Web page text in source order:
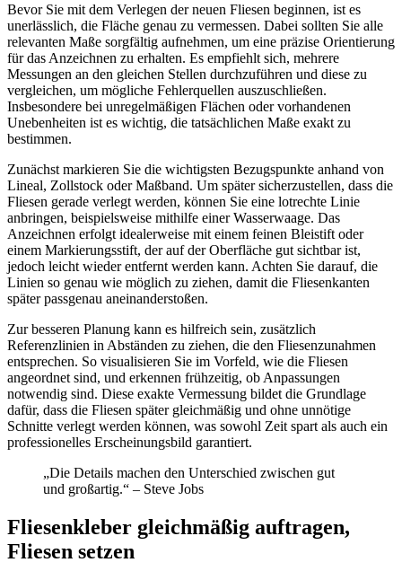
Bevor Sie mit dem Verlegen der neuen Fliesen beginnen, ist es
unerlässlich, die Fläche genau zu vermessen. Dabei sollten Sie alle
relevanten Maße sorgfältig aufnehmen, um eine präzise Orientierung
für das Anzeichnen zu erhalten. Es empfiehlt sich, mehrere
Messungen an den gleichen Stellen durchzuführen und diese zu
vergleichen, um mögliche Fehlerquellen auszuschließen.
Insbesondere bei unregelmäßigen Flächen oder vorhandenen
Unebenheiten ist es wichtig, die tatsächlichen Maße exakt zu
bestimmen.
Zunächst markieren Sie die wichtigsten Bezugspunkte anhand von
Lineal, Zollstock oder Maßband. Um später sicherzustellen, dass die
Fliesen gerade verlegt werden, können Sie eine lotrechte Linie
anbringen, beispielsweise mithilfe einer Wasserwaage. Das
Anzeichnen erfolgt idealerweise mit einem feinen Bleistift oder
einem Markierungsstift, der auf der Oberfläche gut sichtbar ist,
jedoch leicht wieder entfernt werden kann. Achten Sie darauf, die
Linien so genau wie möglich zu ziehen, damit die Fliesenkanten
später passgenau aneinanderstoßen.
Zur besseren Planung kann es hilfreich sein, zusätzlich
Referenzlinien in Abständen zu ziehen, die den Fliesenzunahmen
entsprechen. So visualisieren Sie im Vorfeld, wie die Fliesen
angeordnet sind, und erkennen frühzeitig, ob Anpassungen
notwendig sind. Diese exakte Vermessung bildet die Grundlage
dafür, dass die Fliesen später gleichmäßig und ohne unnötige
Schnitte verlegt werden können, was sowohl Zeit spart als auch ein
professionelles Erscheinungsbild garantiert.
„Die Details machen den Unterschied zwischen gut
und großartig.“ – Steve Jobs
Fliesenkleber gleichmäßig auftragen,
Fliesen setzen